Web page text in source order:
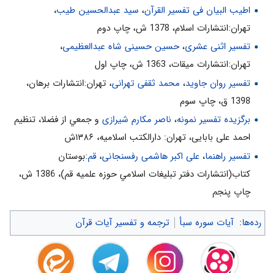
اطیب البیان فی تفسیر القرآن‌، سید عبدالحسین طیب،
تهران:انتشارات اسلام‌، 1378 ش‌، چاپ دوم‌
تفسیر اثنی عشری،حسین حسینی شاه عبدالعظیمی،
تهران:انتشارات ميقات، 1363 ش، چاپ اول
تفسیر روان جاوید، محمد ثقفی تهرانی، تهران:انتشارات برهان،
1398 ق، چاپ سوم
برگزیده تفسیر نمونه، ناصر مکارم شیرازی و جمعي از فضلا، تنظیم
احمد علی بابایی، تهران: دارالکتب اسلامیه، ۱۳۸۶ش
تفسیر راهنما، علی اکبر هاشمی رفسنجانی، قم:بوستان
كتاب(انتشارات دفتر تبليغات اسلامي حوزه علميه قم)، 1386 ش‌،
چاپ پنجم‌
رده‌ها: آیات سوره سبأ ترجمه و تفسیر آیات قرآن